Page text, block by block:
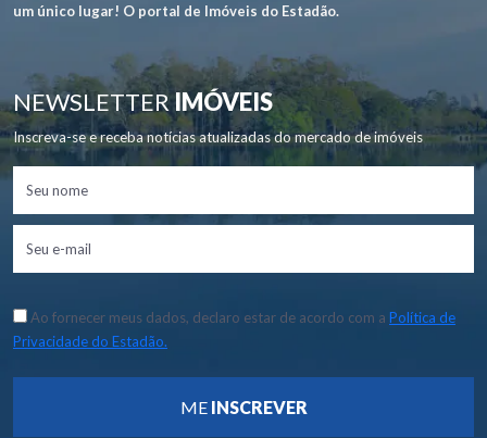
um único lugar! O portal de Imóveis do Estadão.
NEWSLETTERIMÓVEIS
Inscreva-se e receba notícias atualizadas do mercado de imóveis
Ao fornecer meus dados, declaro estar de acordo com a Política de
Privacidade do Estadão.
ME INSCREVER